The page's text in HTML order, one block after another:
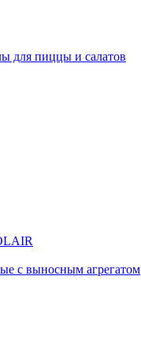
для пиццы и салатов
с выносным агрегатом